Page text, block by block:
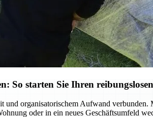
So starten Sie Ihren
organisatorischem Aufwand verbunden.
oder in ein neues Geschäftsumfeld